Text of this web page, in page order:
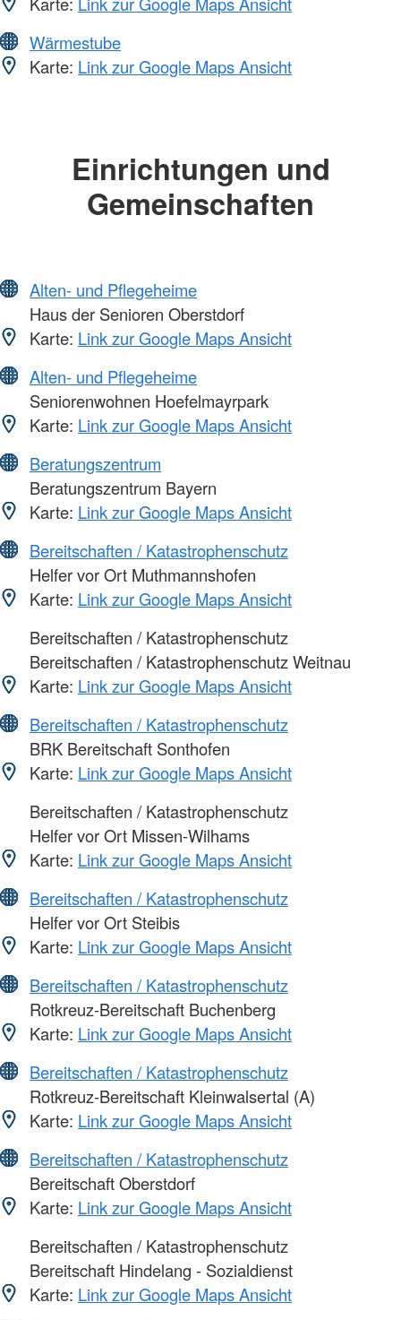
Wärmestube
Karte: Link zur Google Maps Ansicht
Einrichtungen und
Gemeinschaften
Alten- und Pflegeheime
Haus der Senioren Oberstdorf
Karte: Link zur Google Maps Ansicht
Alten- und Pflegeheime
Seniorenwohnen Hoefelmayrpark
Karte: Link zur Google Maps Ansicht
Beratungszentrum
Beratungszentrum Bayern
Karte: Link zur Google Maps Ansicht
Bereitschaften / Katastrophenschutz
Helfer vor Ort Muthmannshofen
Karte: Link zur Google Maps Ansicht
Bereitschaften / Katastrophenschutz
Bereitschaften / Katastrophenschutz Weitnau
Karte: Link zur Google Maps Ansicht
Bereitschaften / Katastrophenschutz
BRK Bereitschaft Sonthofen
Karte: Link zur Google Maps Ansicht
Bereitschaften / Katastrophenschutz
Helfer vor Ort Missen-Wilhams
Karte: Link zur Google Maps Ansicht
Bereitschaften / Katastrophenschutz
Helfer vor Ort Steibis
Karte: Link zur Google Maps Ansicht
Bereitschaften / Katastrophenschutz
Rotkreuz-Bereitschaft Buchenberg
Karte: Link zur Google Maps Ansicht
Bereitschaften / Katastrophenschutz
Rotkreuz-Bereitschaft Kleinwalsertal (A)
Karte: Link zur Google Maps Ansicht
Bereitschaften / Katastrophenschutz
Bereitschaft Oberstdorf
Karte: Link zur Google Maps Ansicht
Bereitschaften / Katastrophenschutz
Bereitschaft Hindelang - Sozialdienst
Karte: Link zur Google Maps Ansicht